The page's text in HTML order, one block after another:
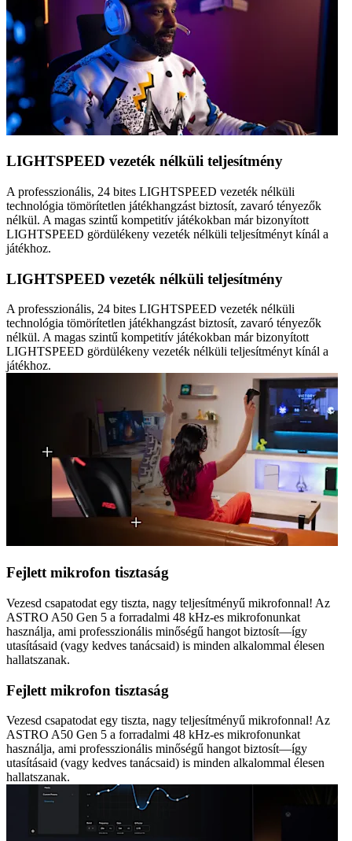
LIGHTSPEED vezeték nélküli teljesítmény
A professzionális, 24 bites LIGHTSPEED vezeték nélküli
technológia tömörítetlen játékhangzást biztosít, zavaró tényezők
nélkül. A magas szintű kompetitív játékokban már bizonyított
LIGHTSPEED gördülékeny vezeték nélküli teljesítményt kínál a
játékhoz.
LIGHTSPEED vezeték nélküli teljesítmény
A professzionális, 24 bites LIGHTSPEED vezeték nélküli
technológia tömörítetlen játékhangzást biztosít, zavaró tényezők
nélkül. A magas szintű kompetitív játékokban már bizonyított
LIGHTSPEED gördülékeny vezeték nélküli teljesítményt kínál a
játékhoz.
Fejlett mikrofon tisztaság
Vezesd csapatodat egy tiszta, nagy teljesítményű mikrofonnal! Az
ASTRO A50 Gen 5 a forradalmi 48 kHz-es mikrofonunkat
használja, ami professzionális minőségű hangot biztosít—így
utasításaid (vagy kedves tanácsaid) is minden alkalommal élesen
hallatszanak.
Fejlett mikrofon tisztaság
Vezesd csapatodat egy tiszta, nagy teljesítményű mikrofonnal! Az
ASTRO A50 Gen 5 a forradalmi 48 kHz-es mikrofonunkat
használja, ami professzionális minőségű hangot biztosít—így
utasításaid (vagy kedves tanácsaid) is minden alkalommal élesen
hallatszanak.